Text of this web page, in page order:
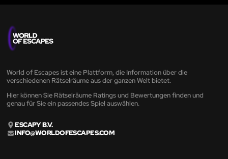
World of Escapes ist eine Plattform, die Information über die
verschiedenen Rätselräume aus der ganzen Welt bietet.
Hier können Sie Rätselräume Ratings und Bewertungen finden und
genau für Sie ein passendes Spiel auswählen.
ESCAPY B.V.
INFO@WORLDOFESCAPES.COM